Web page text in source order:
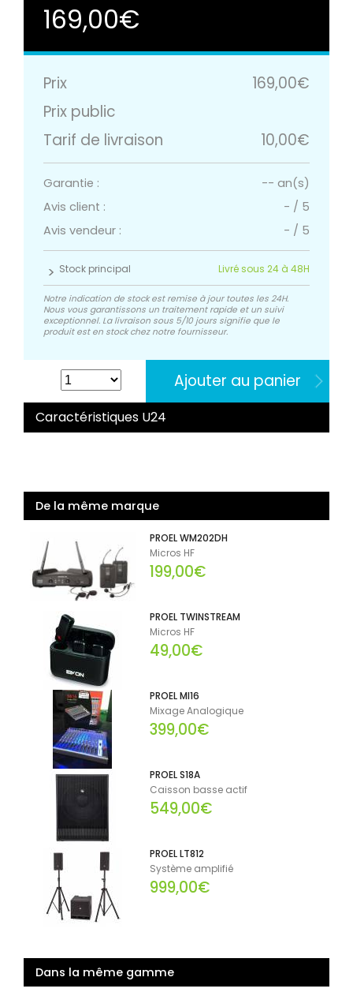
169,00€
Prix
169,00€
Prix public
Tarif de livraison
10,00€
Garantie :
-- an(s)
Avis client :
- / 5
Avis vendeur :
- / 5
Stock principal Livré sous 24 à 48H
Notre indication de stock est remise à jour toutes les 24H.
Nous vous garantissons un traitement rapide et un suivi
exceptionnel. La livraison sous 5/10 jours signifie que le
produit est en stock chez notre fournisseur.
Ajouter au panier
Caractéristiques U24
De la même marque
PROEL WM202DH
Micros HF
199,00€
PROEL TWINSTREAM
Micros HF
49,00€
PROEL MI16
Mixage Analogique
399,00€
PROEL S18A
Caisson basse actif
549,00€
PROEL LT812
Système amplifié
999,00€
Dans la même gamme